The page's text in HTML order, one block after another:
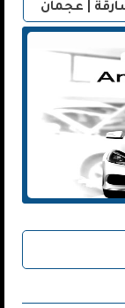
| عجمان